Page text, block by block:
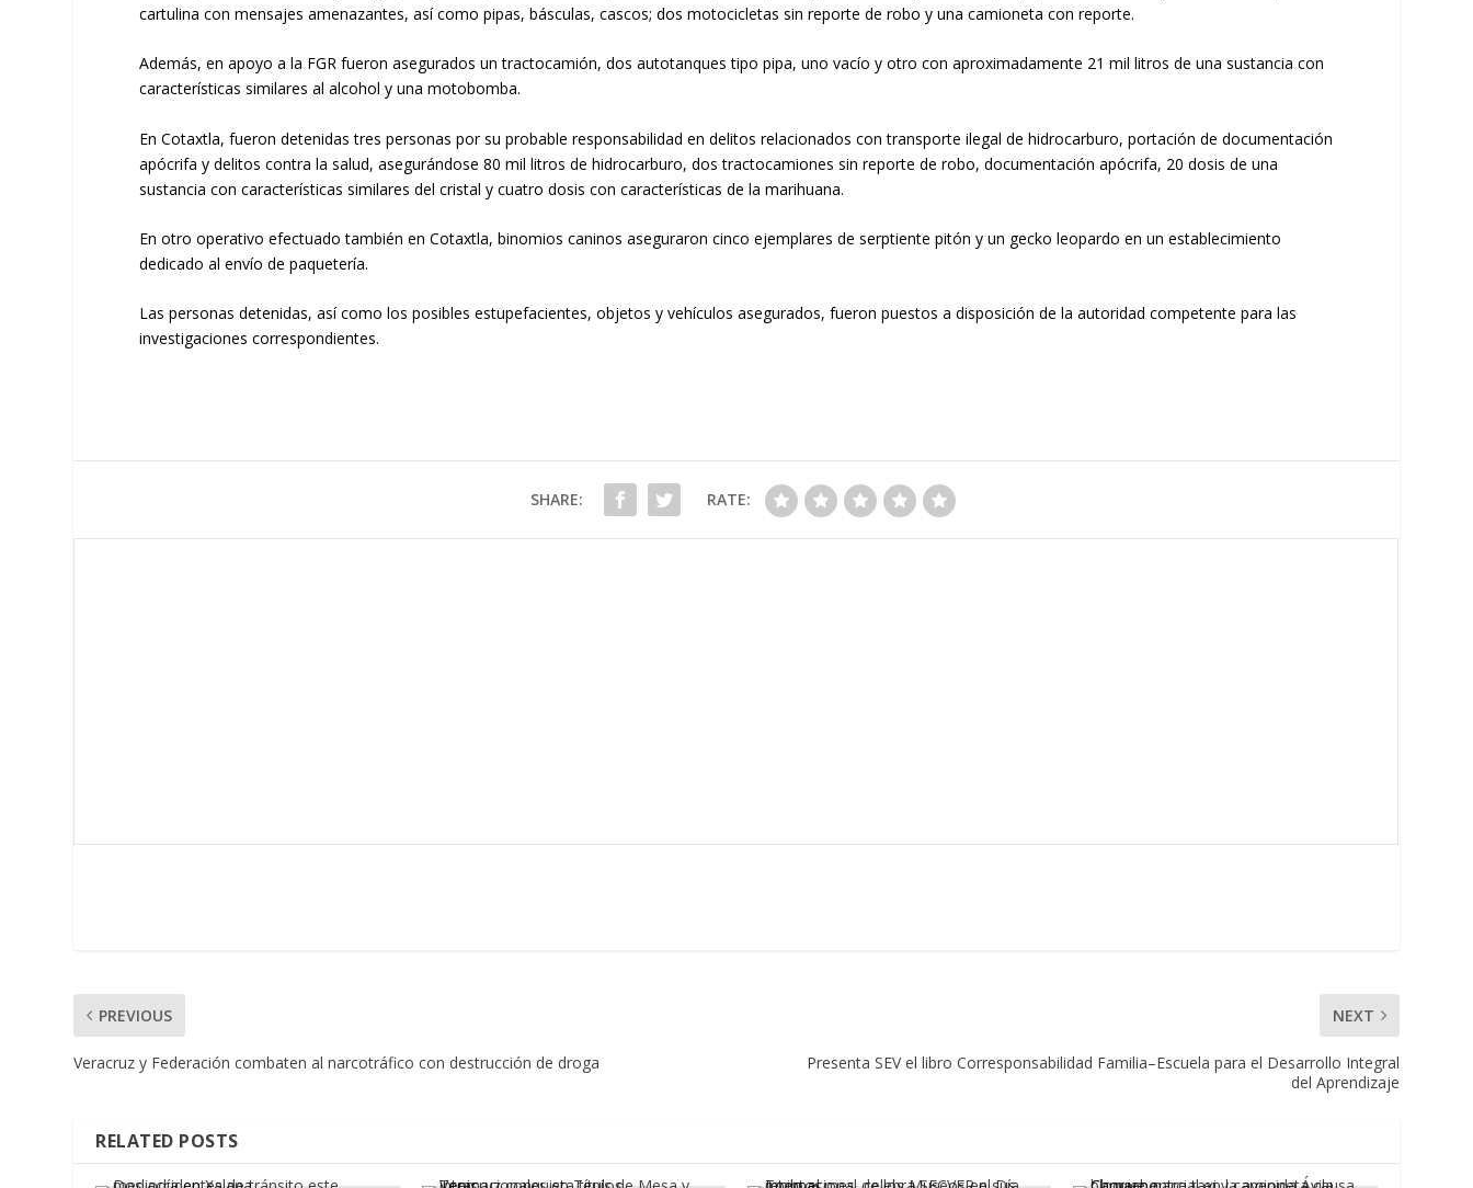
cartulina con mensajes amenazantes, así como pipas, básculas, cascos; dos motocicletas sin reporte de robo y una camioneta con reporte.
Además, en apoyo a la FGR fueron asegurados un tractocamión, dos autotanques tipo pipa, uno vacío y otro con aproximadamente 21 mil litros de una sustancia con
características similares al alcohol y una motobomba.
En Cotaxtla, fueron detenidas tres personas por su probable responsabilidad en delitos relacionados con transporte ilegal de hidrocarburo, portación de documentación
apócrifa y delitos contra la salud, asegurándose 80 mil litros de hidrocarburo, dos tractocamiones sin reporte de robo, documentación apócrifa, 20 dosis de una
sustancia con características similares del cristal y cuatro dosis con características de la marihuana.
En otro operativo efectuado también en Cotaxtla, binomios caninos aseguraron cinco ejemplares de serptiente pitón y un gecko leopardo en un establecimiento
dedicado al envío de paquetería.
Las personas detenidas, así como los posibles estupefacientes, objetos y vehículos asegurados, fueron puestos a disposición de la autoridad competente para las
investigaciones correspondientes.
SHARE: RATE:
PREVIOUS
Veracruz y Federación combaten al narcotráfico con destrucción de droga
NEXT
Presenta SEV el libro Corresponsabilidad Familia–Escuela para el Desarrollo Integral
del Aprendizaje
RELATED POSTS